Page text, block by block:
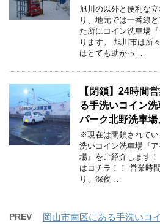
旭川の以外と便利な
り、地元では一番線
た所にコイン洗車場
ります。 旭川市は所
はとても助かっ …
【閉鎖】24時間
る手洗いコイン
パーク北野洗車場
※現在は閉鎖されて
洗いコイン洗車場『
場』をご紹介します
はコチラ！！ 営業時
り、深夜 …
PREV
岡山市南区にある手洗いコ